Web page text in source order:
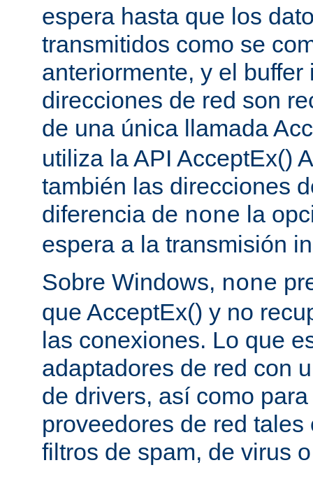
espera hasta que los
transmitidos como se
anteriormente, y el
direcciones de red son
de una única llamada
utiliza la API AcceptEx()
también las direcciones
diferencia de none la
espera a la transmisión
Sobre Windows, none
que AcceptEx() y no
las conexiones. Lo que
adaptadores de red con
de drivers, así como
proveedores de red
filtros de spam, de virus